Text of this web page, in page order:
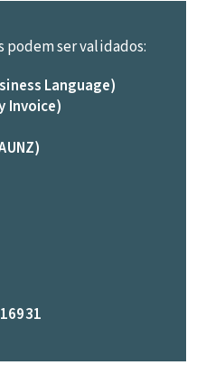
podem ser validados:
Language)
Invoice)